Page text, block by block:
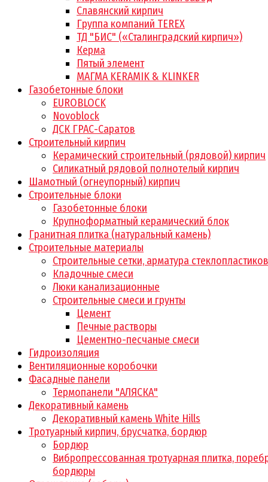
Славянский кирпич
Группа компаний TEREX
ТД "БИС" («Сталинградский кирпич»)
Керма
Пятый элемент
МАГМА KERAMIK & KLINKER
Газобетонные блоки
EUROBLOCK
Novoblock
ДСК ГРАС-Саратов
Строительный кирпич
Керамический строительный (рядовой) кирпич
Силикатный рядовой полнотелый кирпич
Шамотный (огнеупорный) кирпич
Строительные блоки
Газобетонные блоки
Крупноформатный керамический блок
Гранитная плитка (натуральный камень)
Строительные материалы
Строительные сетки, арматура
Кладочные смеси
Люки канализационные
Строительные смеси и грунты
Цемент
Печные растворы
Цементно-песчаные смеси
Гидроизоляция
Вентиляционные коробочки
Фасадные панели
Термопанели "АЛЯСКА"
Декоративный камень
Декоративный камень White Hills
Тротуарный кирпич, брусчатка, бордюр
Бордюр
Вибропрессованная тротуарная плитка,
бордюры